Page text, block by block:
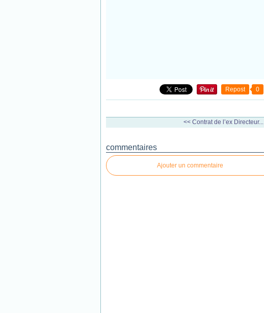
Repost 0
<< Contrat de l’ex Directeur...
commentaires
Ajouter un commentaire